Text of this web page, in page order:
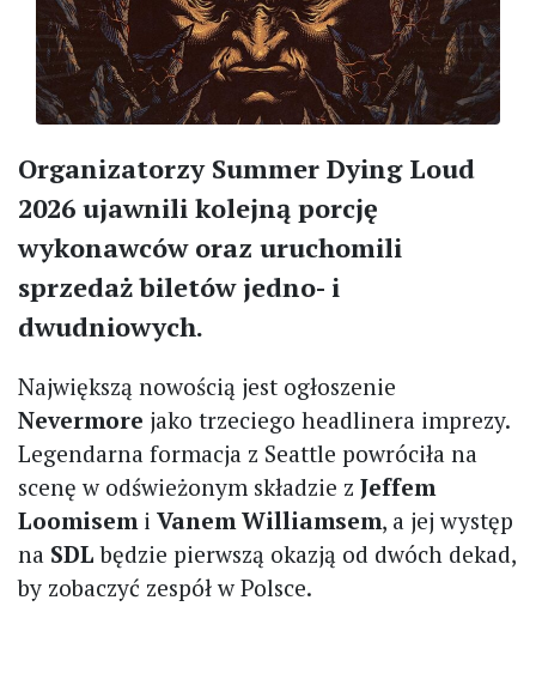
Organizatorzy Summer Dying Loud
2026 ujawnili kolejną porcję
wykonawców oraz uruchomili
sprzedaż biletów jedno- i
dwudniowych.
Największą nowością jest ogłoszenie
Nevermore jako trzeciego headlinera imprezy.
Legendarna formacja z Seattle powróciła na
scenę w odświeżonym składzie z Jeffem
Loomisemi Vanem Williamsem, a jej występ
na SDL będzie pierwszą okazją od dwóch dekad,
by zobaczyć zespół w Polsce.